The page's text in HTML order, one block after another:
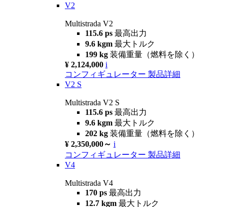
V2
Multistrada V2
115.6 ps 最高出力
9.6 kgm 最大トルク
199 kg 装備重量（燃料を除く）
¥ 2,124,000 i
コンフィギュレーター 製品詳細
V2 S
Multistrada V2 S
115.6 ps 最高出力
9.6 kgm 最大トルク
202 kg 装備重量（燃料を除く）
¥ 2,350,000～ i
コンフィギュレーター 製品詳細
V4
Multistrada V4
170 ps 最高出力
12.7 kgm 最大トルク